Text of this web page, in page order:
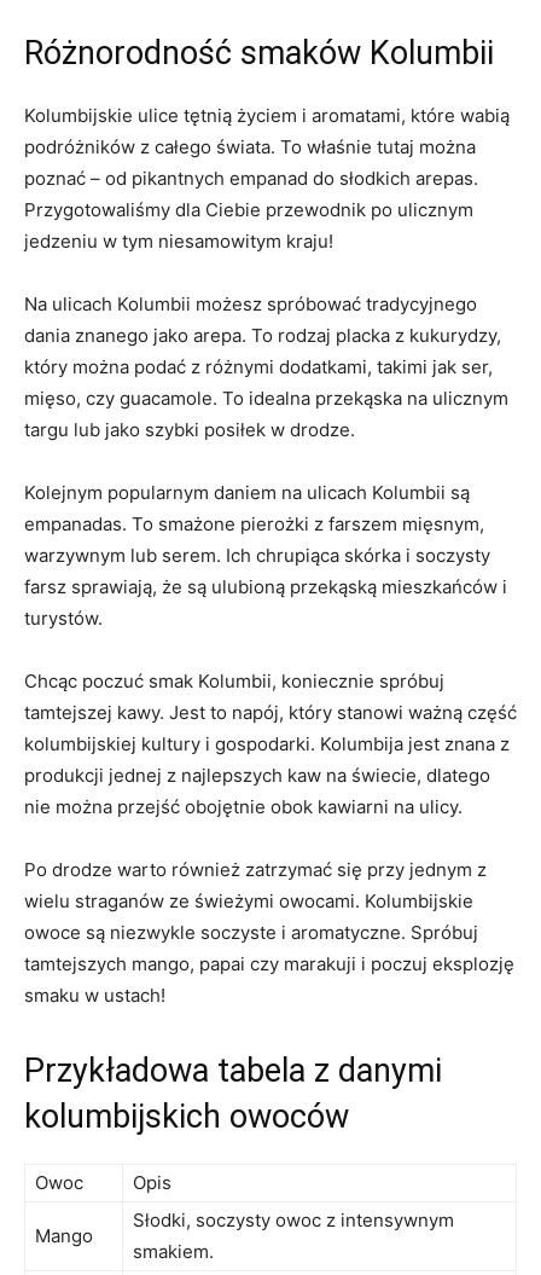
Różnorodność smaków Kolumbii
Kolumbijskie ulice tętnią życiem i aromatami, ‌które wabią
podróżników z całego świata. ⁢To właśnie tutaj‍ można
poznać – od pikantnych​ empanad do słodkich arepas.
⁤Przygotowaliśmy⁢ dla Ciebie przewodnik po ulicznym
⁢jedzeniu w tym niesamowitym kraju!
Na ulicach Kolumbii możesz spróbować tradycyjnego
dania znanego jako arepa. To rodzaj placka z kukurydzy,
⁢który można ⁣podać z różnymi dodatkami, takimi jak ser,
mięso, czy guacamole.​ To idealna przekąska na ulicznym
targu lub jako szybki posiłek w drodze.
Kolejnym popularnym daniem na⁢ ulicach Kolumbii są
empanadas. To smażone pierożki‍ z‍ farszem mięsnym,
warzywnym lub serem. Ich chrupiąca​ skórka i soczysty
farsz ⁣sprawiają, że są ulubioną ​przekąską mieszkańców i
turystów.
Chcąc poczuć smak Kolumbii, koniecznie spróbuj
tamtejszej kawy. Jest to napój, który stanowi ważną część
kolumbijskiej kultury i gospodarki. Kolumbija jest znana‍ z
produkcji jednej z najlepszych kaw na świecie, dlatego
nie można przejść obojętnie obok ⁣kawiarni‌ na ulicy.
Po drodze warto również zatrzymać się przy jednym z
wielu straganów⁣ ze ‍świeżymi owocami. Kolumbijskie
owoce​ są ‍niezwykle soczyste i aromatyczne.‍ Spróbuj
tamtejszych mango, papai⁣ czy⁣ marakuji ‌i ⁤poczuj⁣ eksplozję
smaku w ustach!
Przykładowa tabela z danymi
kolumbijskich owoców
Owoc Opis
Mango
Słodki, soczysty owoc z intensywnym
smakiem.